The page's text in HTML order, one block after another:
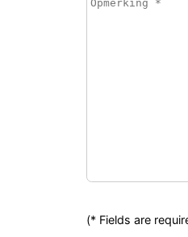
(* Fields are